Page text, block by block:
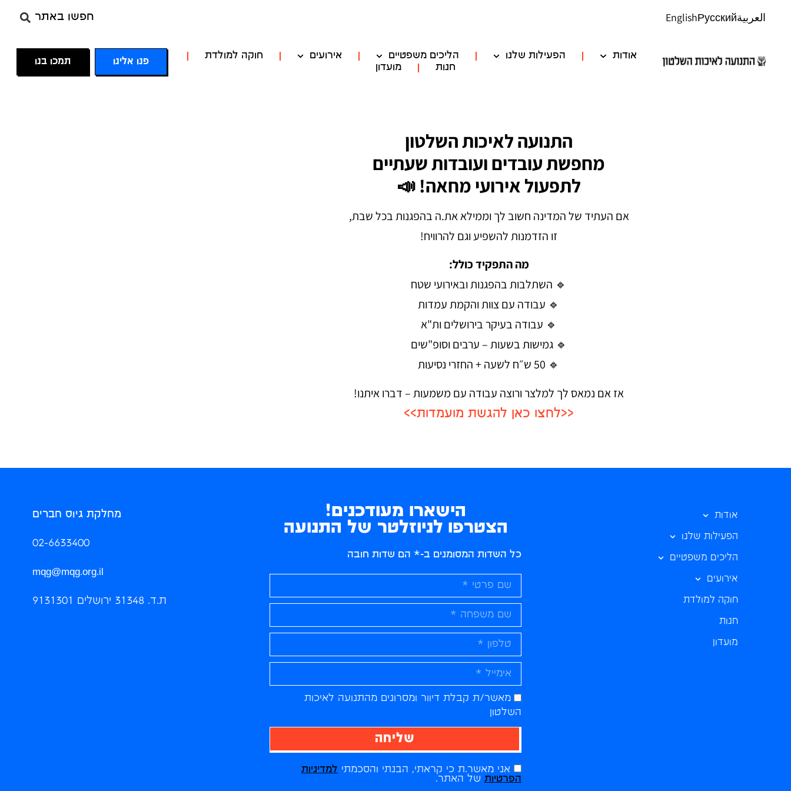
العربيةРусский
English חפשו באתר
אודות הפעילות שלנו הליכים משפטיים אירועים
חוקה למולדת
חנות
מועדון
פנו אלינו תמכו בנו
התנועה לאיכות השלטון
מחפשת עובדים ועובדות שעתיים
לתפעול אירועי מחאה! 📣
אם העתיד של המדינה חשוב לך וממילא את.ה בהפגנות בכל שבת,
זו הזדמנות להשפיע וגם להרוויח!
מה התפקיד כולל:
🔹 השתלבות בהפגנות ובאירועי שטח
🔹 עבודה עם צוות והקמת עמדות
🔹 עבודה בעיקר בירושלים ות"א
🔹 גמישות בשעות – ערבים וסופ"שים
🔹 50 ש״ח לשעה + החזרי נסיעות
אז אם נמאס לך למלצר ורוצה עבודה עם משמעות – דברו איתנו!
<<לחצו כאן להגשת מועמדות>>
אודות
הפעילות שלנו
הליכים משפטיים
אירועים
חוקה למולדת
חנות
מועדון
הישארו מעודכנים!
הצטרפו לניוזלטר של התנועה
כל השדות המסומנים ב-* הם שדות חובה
מאשר/ת קבלת דיוור ומסרונים מהתנועה לאיכות
השלטון
אני מאשר.ת כי קראתי, הבנתי והסכמתי למדיניות
הפרטיותשל האתר.
שליחה
מחלקת גיוס חברים
02-6633400
mqg@mqg.org.il
ת.ד. 31348 ירושלים 9131301